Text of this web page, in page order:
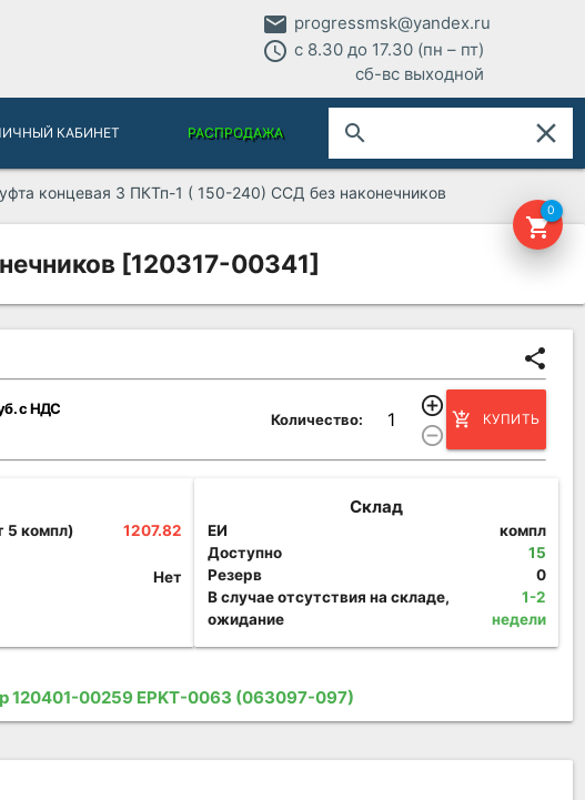
email progressmsk@yandex.ru
access_time с 8.30 до 17.30 (пн – пт)
сб-вс выходной
КАБИНЕТ РАСПРОДАЖА search close
shopping_cart
0
концевая 3 ПКТп-1 ( 150-240) ССД без наконечников
[120317-00341]
share
с НДС
Количество:
add_circle_outline
remove_circle_outline
add_shopping_cart КУПИТЬ
5 компл) 1207.82
Нет
Склад
ЕИ
компл
Доступно
15
Резерв
0
В случае отсутствия на складе,
ожидание
1-2
недели
120401-00259 EPKT-0063 (063097-097)